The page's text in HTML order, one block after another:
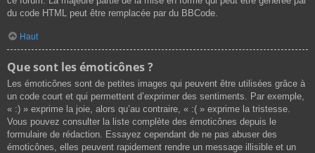
du code HTML peut être remplacée par du BBCode.
Haut
Que sont les émoticônes ?
Les émoticônes sont de petites images qui peuvent être utilisées grâce à
un code court et qui permettent d’exprimer des sentiments. Par exemple,
« :) » exprime la joie, alors qu’au contraire, « :( » exprime la tristesse.
Vous pouvez consulter la liste complète des émoticônes depuis le
formulaire de rédaction. Essayez cependant de ne pas abuser des
émoticônes, elles peuvent rapidement rendre un message illisible et un